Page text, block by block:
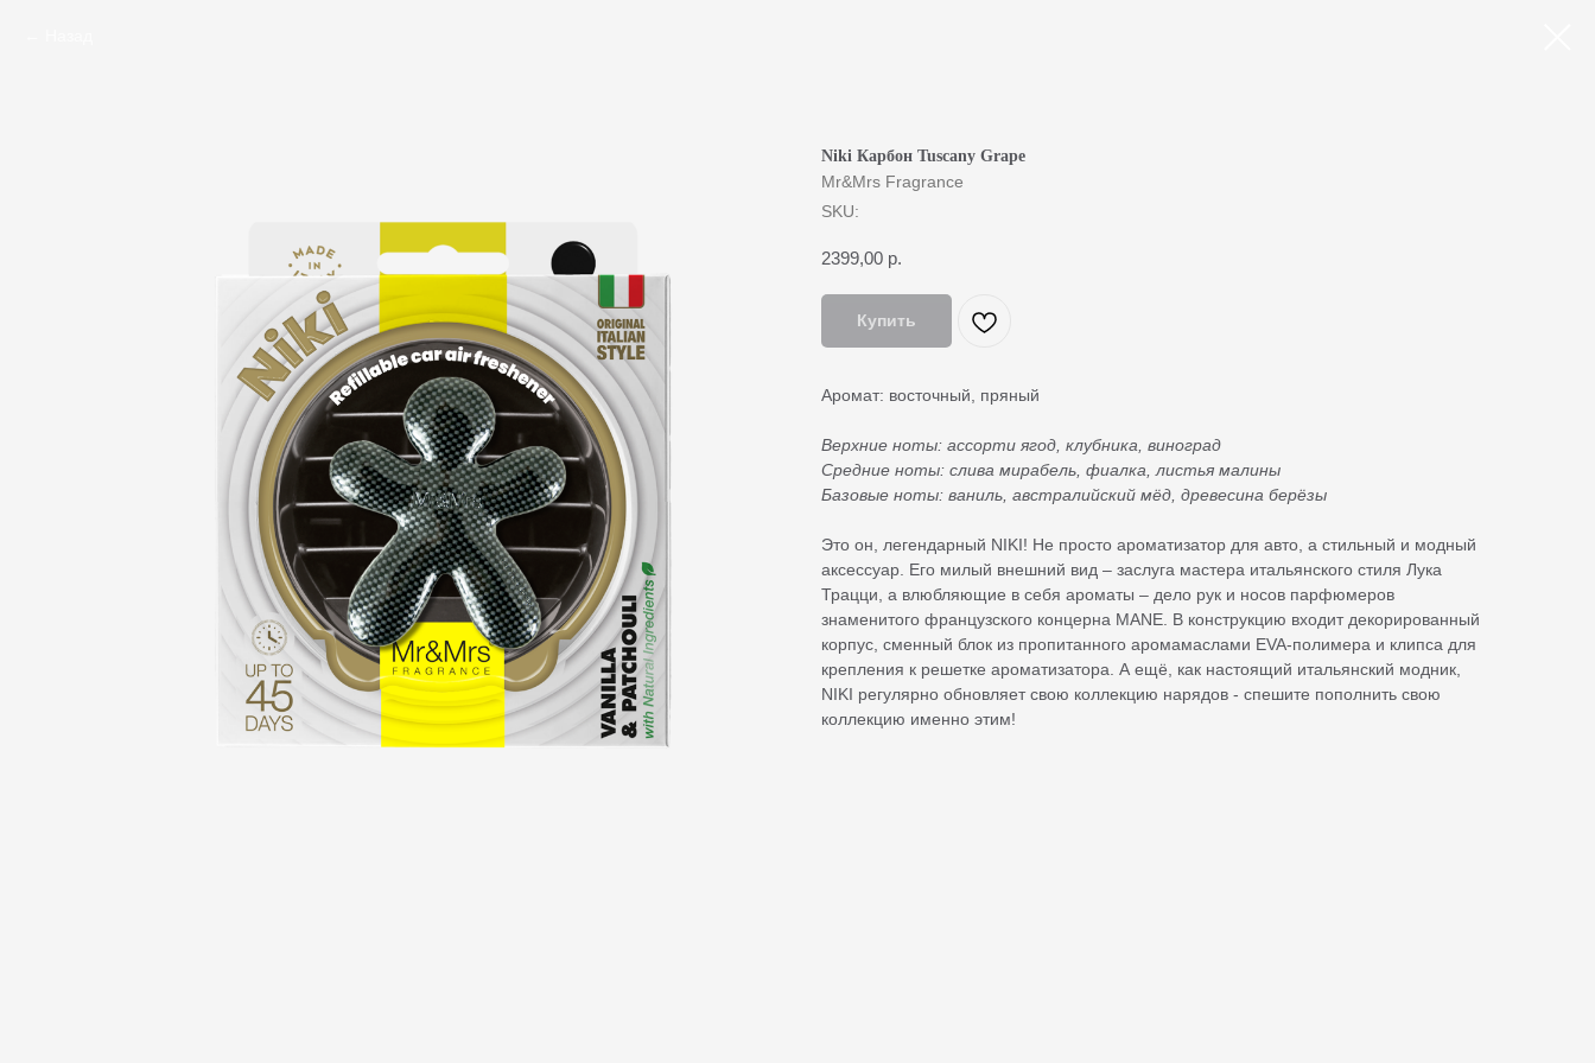
Niki Карбон Tuscany Grape
Mr&Mrs Fragrance
SKU:
2399,00 р.
Купить
Аромат: восточный, пряный
Верхние ноты: ассорти ягод, клубника, виноград
Cредние ноты: слива мирабель, фиалка, листья малины
Базовые ноты: ваниль, австралийский мёд, древесина берёзы
Это он, легендарный NIKI! Не просто ароматизатор для авто, а стильный и модный
аксессуар. Его милый внешний вид – заслуга мастера итальянского стиля Лука
Трацци, а влюбляющие в себя ароматы – дело рук и носов парфюмеров
знаменитого французского концерна MANE. В конструкцию входит декорированный
корпус, сменный блок из пропитанного аромамаслами EVA-полимера и клипса для
крепления к решетке ароматизатора. А ещё, как настоящий итальянский модник,
NIKI регулярно обновляет свою коллекцию нарядов - спешите пополнить свою
коллекцию именно этим!